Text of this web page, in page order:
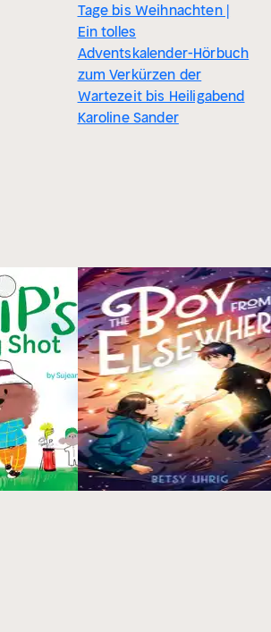
Tage bis Weihnachten |
Ein tolles
Adventskalender-Hörbuch
zum Verkürzen der
Wartezeit bis Heiligabend
Karoline Sander